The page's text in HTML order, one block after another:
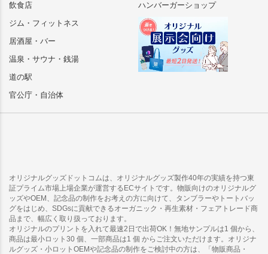
飲食店
ジム・フィットネス
居酒屋・バー
温泉・サウナ・銭湯
道の駅
官公庁・自治体
ハンバーガーショップ
オリジナルグッズドットコムは、オリジナルグッズ製作40年の実績を持つ東
証プライム市場上場企業が運営するECサイトです。物販向けのオリジナルグ
ッズやOEM、記念品の制作をお考えの方に向けて、タンブラーやトートバッ
グをはじめ、SDGsに貢献できるオーガニック・再生素材・フェアトレード商
品まで、幅広く取り扱っております。
オリジナルのプリントを入れて最速2日で出荷OK！無地サンプルは1 個から、
商品は最小ロット30 個、一部商品は1 個 からご注文いただけます。オリジナ
ルグッズ・小ロットOEMや記念品の制作をご検討中の方は、「物販商品・